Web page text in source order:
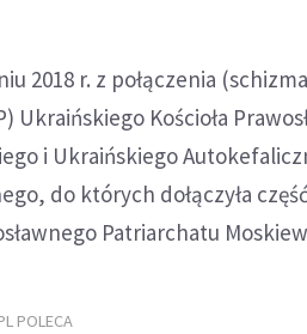
2018 r. z połączenia
Ukraińskiego Kościoła
i Ukraińskiego
do których dołączyła
Patriarchatu
POLECA